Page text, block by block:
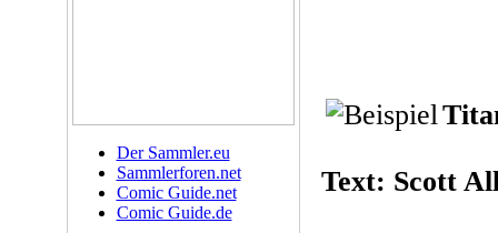
Der Sammler.eu
Sammlerforen.net
Comic Guide.net
Comic Guide.de
Text: Scott